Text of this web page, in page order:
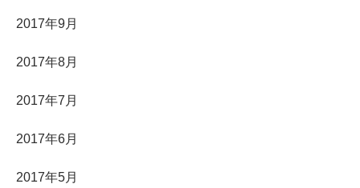
2017年9月
2017年8月
2017年7月
2017年6月
2017年5月